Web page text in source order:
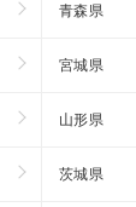
青森県
宮城県
山形県
茨城県